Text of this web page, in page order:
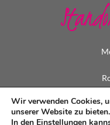
Wir verwenden Cookies,
unserer Website zu bieten.
In den Einstellungen